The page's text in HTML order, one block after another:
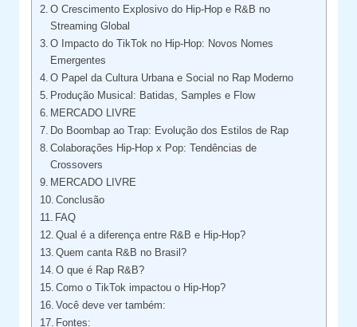
O Crescimento Explosivo do Hip-Hop e R&B no
Streaming Global
O Impacto do TikTok no Hip-Hop: Novos Nomes
Emergentes
O Papel da Cultura Urbana e Social no Rap Moderno
Produção Musical: Batidas, Samples e Flow
MERCADO LIVRE
Do Boombap ao Trap: Evolução dos Estilos de Rap
Colaborações Hip-Hop x Pop: Tendências de
Crossovers
MERCADO LIVRE
Conclusão
FAQ
Qual é a diferença entre R&B e Hip-Hop?
Quem canta R&B no Brasil?
O que é Rap R&B?
Como o TikTok impactou o Hip-Hop?
Você deve ver também:
Fontes: